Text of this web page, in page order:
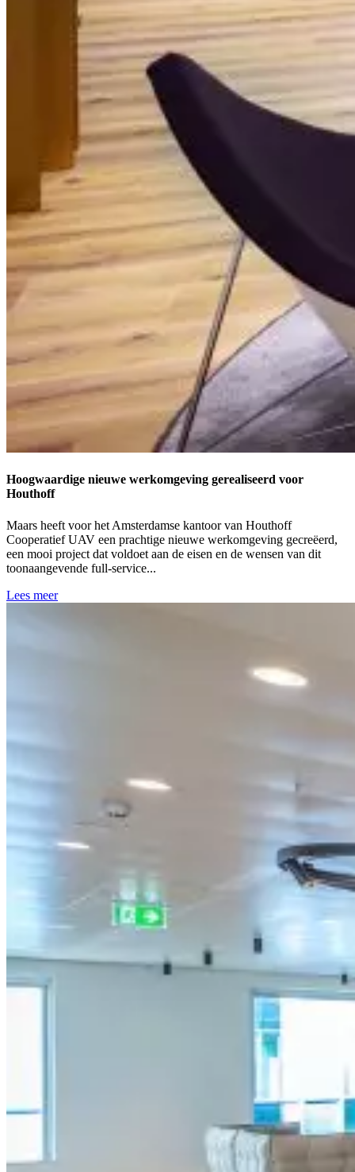
Hoogwaardige nieuwe werkomgeving gerealiseerd voor
Houthoff
Maars heeft voor het Amsterdamse kantoor van Houthoff
Cooperatief UAV een prachtige nieuwe werkomgeving gecreëerd,
een mooi project dat voldoet aan de eisen en de wensen van dit
toonaangevende full-service...
Lees meer